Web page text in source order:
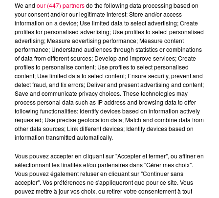
fevrier.mp3
We and our (447) partnersdo the following data processing based on
your consent and/or our legitimate interest: Store and/or access
information on a device; Use limited data to select advertising; Create
profiles for personalised advertising; Use profiles to select personalised
advertising; Measure advertising performance; Measure content
performance; Understand audiences through statistics or combinations
of data from different sources; Develop and improve services; Create
profiles to personalise content; Use profiles to select personalised
content; Use limited data to select content; Ensure security, prevent and
detect fraud, and fix errors; Deliver and present advertising and content;
Save and communicate privacy choices. These technologies may
process personal data such as IP address and browsing data to offer
following functionalities: Identify devices based on information actively
requested; Use precise geolocation data; Match and combine data from
other data sources; Link different devices; Identify devices based on
information transmitted automatically.
Vous pouvez accepter en cliquant sur "Accepter et fermer", ou affiner en
sélectionnant les finalités et/ou partenaires dans "Gérer mes choix".
Vous pouvez également refuser en cliquant sur "Continuer sans
accepter". Vos préférences ne s'appliqueront que pour ce site. Vous
pouvez mettre à jour vos choix, ou retirer votre consentement à tout